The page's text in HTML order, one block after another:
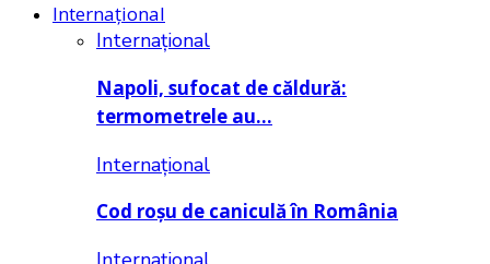
Internațional
Internațional
Napoli, sufocat de căldură:
termometrele au…
Internațional
Cod roșu de caniculă în România